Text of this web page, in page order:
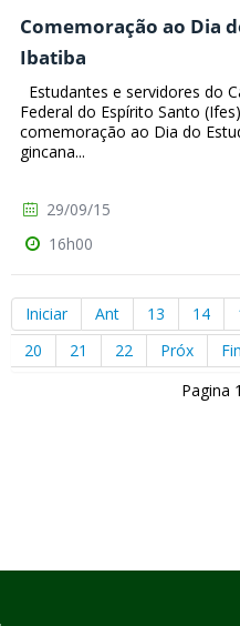
Comemoração ao Dia
Ibatiba
Estudantes e servidores do
Federal do Espírito Santo
comemoração ao Dia do
gincana...
29/09/15
16h00
Iniciar Ant 13 14
20
21 22 Próx
Pagina